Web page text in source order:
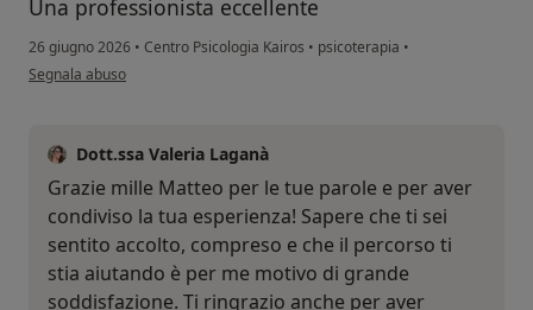
Una professionista eccellente
26 giugno 2026 • Centro Psicologia Kairos • psicoterapia •
secondo l'opinione dell'utente Matteo
Segnala abuso
Dott.ssa Valeria Laganà
Grazie mille Matteo per le tue parole e per aver
condiviso la tua esperienza! Sapere che ti sei
sentito accolto, compreso e che il percorso ti
stia aiutando è per me motivo di grande
soddisfazione. Ti ringrazio anche per aver